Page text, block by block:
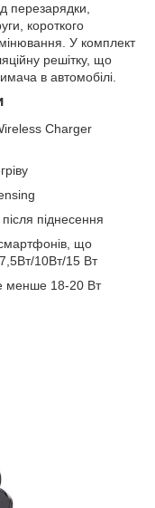
перезарядки,
короткого
У комплект
решітку, що
в автомобілі.
Charger
піднесення
що
10Вт/15 Вт
менше 18-20 Вт